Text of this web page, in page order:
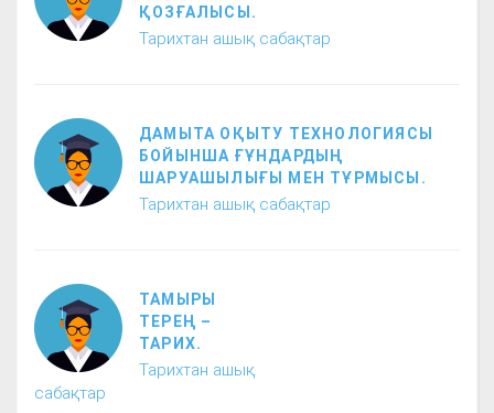
ҚОЗҒАЛЫСЫ.
Тарихтан ашық сабақтар
ДАМЫТА ОҚЫТУ ТЕХНОЛОГИЯСЫ
БОЙЫНША ҒҰНДАРДЫҢ
ШАРУАШЫЛЫҒЫ МЕН ТҰРМЫСЫ.
Тарихтан ашық сабақтар
ТАМЫРЫ
ТЕРЕҢ –
ТАРИХ.
Тарихтан ашық
сабақтар